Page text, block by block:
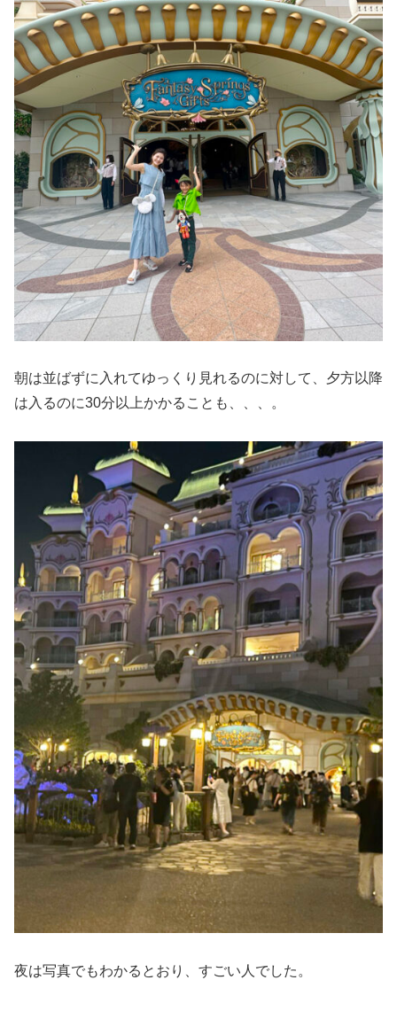
朝は並ばずに入れてゆっくり見れるのに対して、夕方以降
は入るのに30分以上かかることも、、、。
夜は写真でもわかるとおり、すごい人でした。